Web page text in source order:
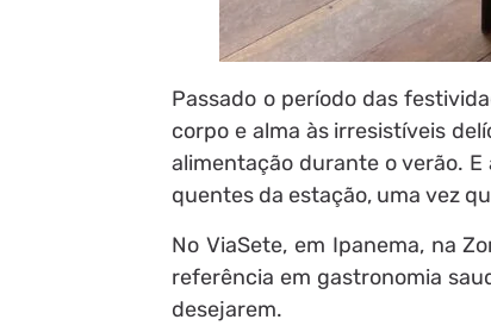
Passado o período das
corpo e alma às irresistíveis
alimentação durante o verão.
quentes da estação, uma vez
No ViaSete, em Ipanema, na
referência em gastronomia
desejarem.